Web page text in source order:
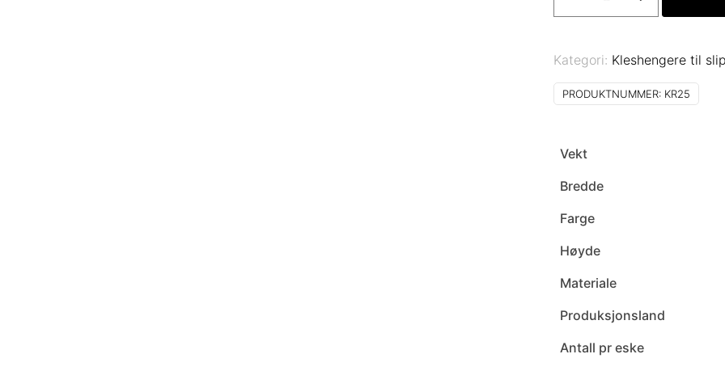
KR25
antall
Kategori: Kleshengere til
PRODUKTNUMMER: KR25
Vekt
Bredde
Farge
Høyde
Materiale
Produksjonsland
Antall pr eske